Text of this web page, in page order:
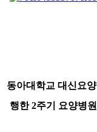
동아대학교 대신요양
행한 2주기 요양병